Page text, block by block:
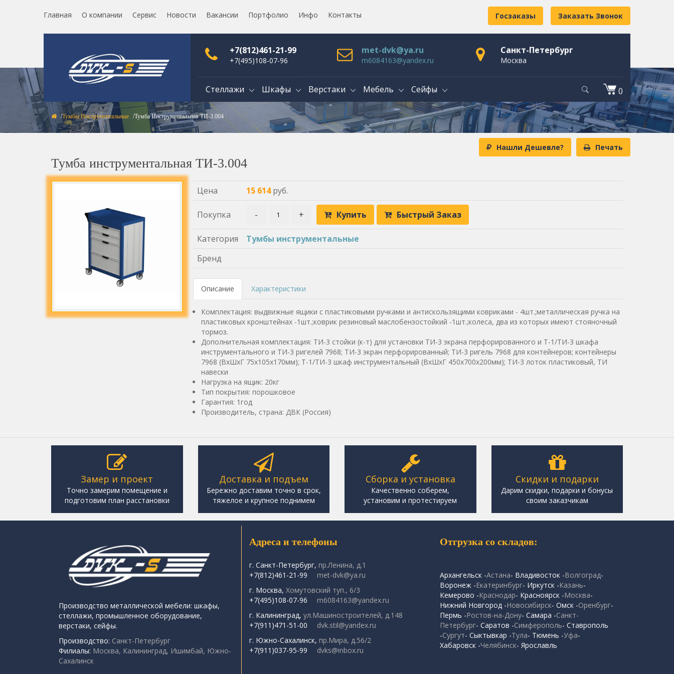
Главная О компании Сервис Новости Вакансии Портфолио Инфо Контакты Заказать Звонок
Госзаказы
+7(812)461-21-99
+7(495)108-07-96
met-dvk@ya.ru
m6084163@yandex.ru
Санкт-Петербург
Москва
Стеллажи Шкафы Верстаки Мебель Сейфы 0
Тумбы Инструментальные Тумба Инструментальная ТИ-3.004
Печать
Нашли Дешевле?
Тумба инструментальная ТИ-3.004
Цена 15 614руб.
Покупка - + Купить Быстрый Заказ
Категория
Тумбы инструментальные
Бренд
Описание Характеристики
Комплектация: выдвижные ящики с пластиковыми ручками и антискользящими ковриками - 4шт.;металлическая ручка на
пластиковых кронштейнах -1шт.;коврик резиновый маслобензостойкий -1шт.;колеса, два из которых имеют стояночный
тормоз.
Дополнительная комплектация: ТИ-3 стойки (к-т) для установки ТИ-3 экрана перфорированного и Т-1/ТИ-3 шкафа
инструментального и ТИ-3 ригелей 7968; ТИ-3 экран перфорированный; ТИ-3 ригель 7968 для контейнеров; контейнеры
7968 (ВхШхГ 75х105х170мм); Т-1/ТИ-3 шкаф инструментальный (ВхШхГ 450х700х200мм); ТИ-3 лоток пластиковый, ТИ
навески
Нагрузка на ящик: 20кг
Тип покрытия: порошковое
Гарантия: 1год
Производитель, страна: ДВК (Россия)
Замер и проект
Точно замерим помещение и
подготовим план расстановки
Доставка и подъем
Бережно доставим точно в срок,
тяжелое и крупное поднимем
Сборка и установка
Качественно соберем,
установим и протестируем
Скидки и подарки
Дарим скидки, подарки и бонусы
своим заказчикам
Производство металлической мебели: шкафы,
стеллажи, промышленное оборудование,
верстаки, сейфы.
Производство: Санкт-Петербург
Филиалы: Москва, Калининград, Ишимбай, Южно-
Сахалинск
Адреса и телефоны
г. Санкт-Петербург, пр.Ленина, д.1
+7(812)461-21-99
met-dvk@ya.ru
г. Москва, Хомутовский туп., 6/3
+7(495)108-07-96
m6084163@yandex.ru
г. Калининград, ул.Машиностроителей, д.148
+7(911)471-51-00
dvk.stil@yandex.ru
г. Южно-Сахалинск, пр.Мира, д.56/2
+7(911)037-95-99
dvks@inbox.ru
Отгрузка со складов:
Архангельск -Астана- Владивосток -Волгоград-
Воронеж -Екатеринбург- Иркутск -Казань-
Кемерово -Краснодар- Красноярск -Москва-
Нижний Новгород -Новосибирск- Омск -Оренбург-
Пермь -Ростов-на-Дону- Самара -Санкт-
Петербург- Саратов -Симферополь- Ставрополь
-Сургут- Сыктывкар -Тула- Тюмень -Уфа-
Хабаровск -Челябинск- Ярославль